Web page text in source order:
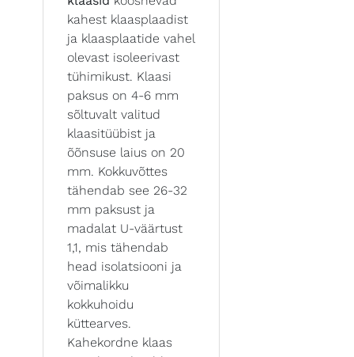
kahest klaasplaadist
ja klaasplaatide vahel
olevast isoleerivast
tühimikust. Klaasi
paksus on 4-6 mm
sõltuvalt valitud
klaasitüübist ja
õõnsuse laius on 20
mm. Kokkuvõttes
tähendab see 26-32
mm paksust ja
madalat U-väärtust
1,1, mis tähendab
head isolatsiooni ja
võimalikku
kokkuhoidu
küttearves.
Kahekordne klaas